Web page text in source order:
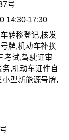
号
14:30-17:30
转移登记,核发
牌,机动车补换
考试,驾驶证审
,机动车证件自
型新能源号牌,